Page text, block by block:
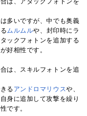
多いですが、中でも奥義
ムルムルや、封印時にラ
ックフォトンを追加する
好相性です。
は、スキルフォトンを追
る アンドロマリウスや、
身に追加して攻撃を繰り
です。